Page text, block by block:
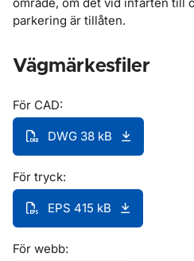
parkering är tillåten.
Vägmärkesfiler
För CAD:
DWG 38 kB
För tryck:
EPS 415 kB
För webb: